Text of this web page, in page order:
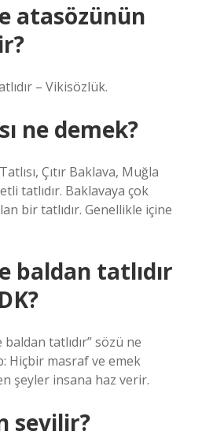
atasözünün
– Vikisözlük.
ne demek?
Çıtır Baklava, Muğla
tatlıdır. Baklavaya çok
bir tatlıdır. Genellikle içine
baldan tatlıdır
baldan tatlıdır” sözü ne
Hiçbir masraf ve emek
şeyler insana haz verir.
sevilir?